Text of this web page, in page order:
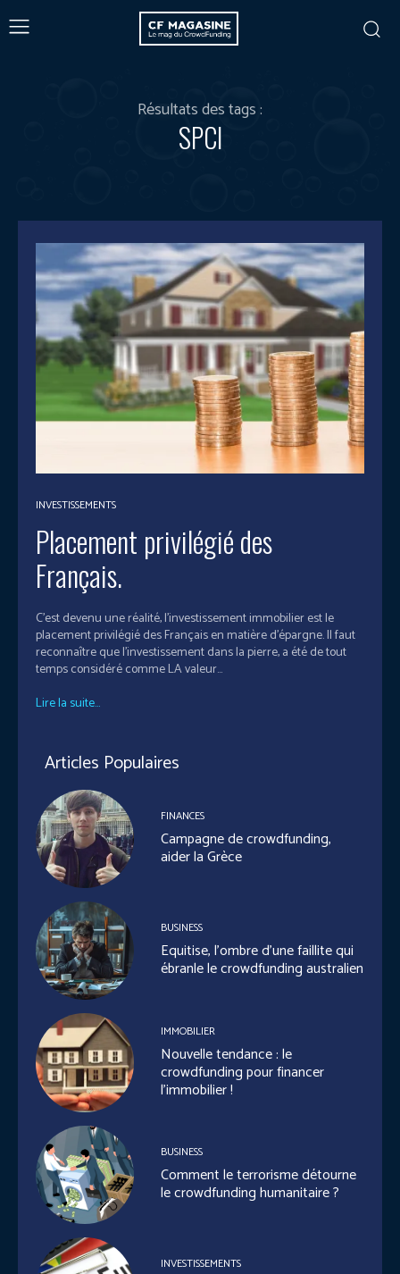
Résultats des tags :
SPCI
INVESTISSEMENTS
Placement privilégié des
Français.
C'est devenu une réalité, l’investissement immobilier est le
placement privilégié des Français en matière d’épargne. Il faut
reconnaître que l’investissement dans la pierre, a été de tout
temps considéré comme LA valeur...
Lire la suite...
Articles Populaires
FINANCES
Campagne de crowdfunding,
aider la Grèce
BUSINESS
Equitise, l’ombre d’une faillite qui
ébranle le crowdfunding australien
IMMOBILIER
Nouvelle tendance : le
crowdfunding pour financer
l’immobilier !
BUSINESS
Comment le terrorisme détourne
le crowdfunding humanitaire ?
INVESTISSEMENTS